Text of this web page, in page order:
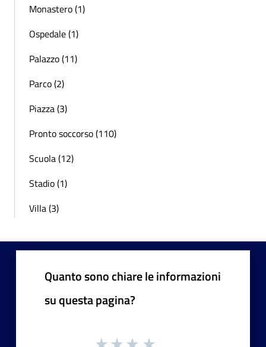
Monastero (1)
Ospedale (1)
Palazzo (11)
Parco (2)
Piazza (3)
Pronto soccorso (110)
Scuola (12)
Stadio (1)
Villa (3)
Quanto sono chiare le informazioni
su questa pagina?